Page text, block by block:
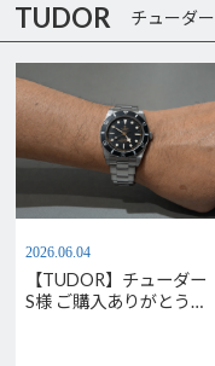
TUDOR チューダー
2026.06.04
【TUDOR】チューダー
S様 ご購入ありがとうご